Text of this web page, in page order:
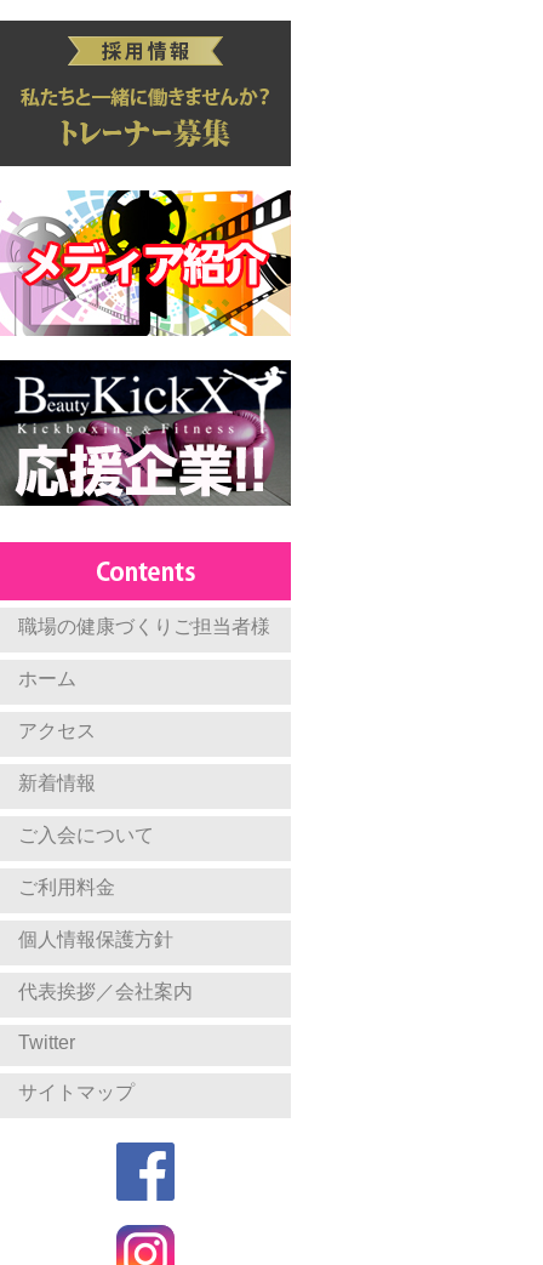
職場の健康づくりご担当者様
ホーム
アクセス
新着情報
ご入会について
ご利用料金
個人情報保護方針
代表挨拶／会社案内
Twitter
サイトマップ